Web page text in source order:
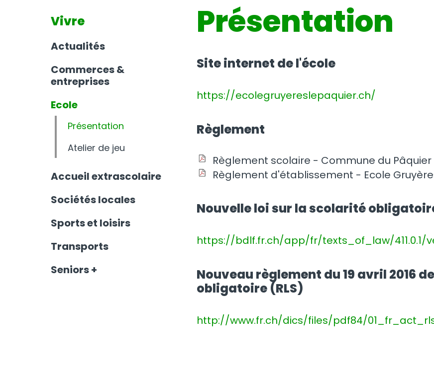
Vivre
Actualités
Commerces &
entreprises
Ecole
Présentation
Atelier de jeu
Accueil extrascolaire
Sociétés locales
Sports et loisirs
Transports
Seniors +
Présentation
Site internet de l'école
https://ecolegruyereslepaquier.ch/
Règlement
Règlement scolaire - Commune du Pâquier
Règlement d'établissement - Ecole
Nouvelle loi sur la scolarité
https://bdlf.fr.ch/app/fr/texts_of_law/411.0.1/
Nouveau règlement du 19 avril 2016
obligatoire (RLS)
http://www.fr.ch/dics/files/pdf84/